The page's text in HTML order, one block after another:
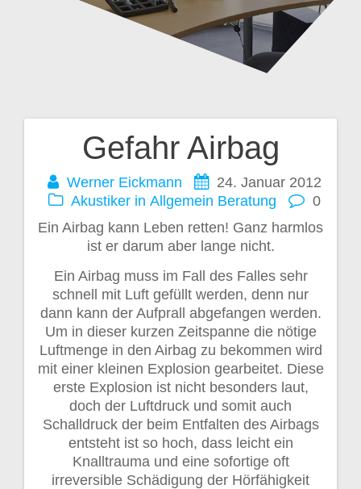
Gefahr Airbag
Werner Eickmann
24. Januar 2012
Akustiker in Allgemein Beratung
0
Ein Airbag kann Leben retten! Ganz harmlos
ist er darum aber lange nicht.
Ein Airbag muss im Fall des Falles sehr
schnell mit Luft gefüllt werden, denn nur
dann kann der Aufprall abgefangen werden.
Um in dieser kurzen Zeitspanne die nötige
Luftmenge in den Airbag zu bekommen wird
mit einer kleinen Explosion gearbeitet. Diese
erste Explosion ist nicht besonders laut,
doch der Luftdruck und somit auch
Schalldruck der beim Entfalten des Airbags
entsteht ist so hoch, dass leicht ein
Knalltrauma und eine sofortige oft
irreversible Schädigung der Hörfähigkeit
Beitragsnavigation